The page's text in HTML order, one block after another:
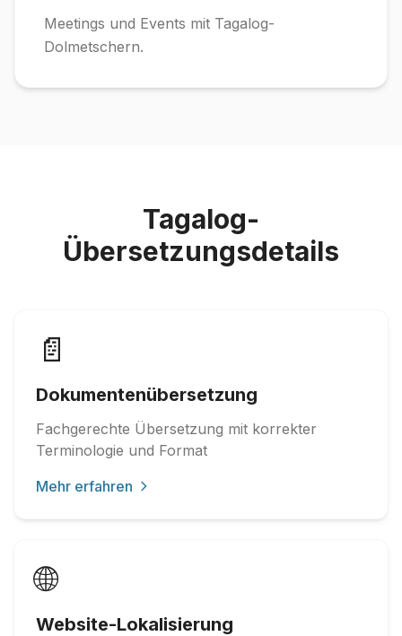
Meetings und Events mit Tagalog-
Dolmetschern.
Tagalog-
Übersetzungsdetails
📄
Dokumentenübersetzung
Fachgerechte Übersetzung mit korrekter
Terminologie und Format
Mehr erfahren
🌐
Website-Lokalisierung